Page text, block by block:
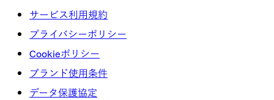
サービス利用規約
プライバシーポリシー
Cookieポリシー
ブランド使用条件
データ保護協定